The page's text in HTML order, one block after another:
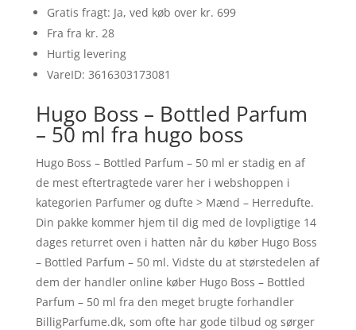
Gratis fragt: Ja, ved køb over kr. 699
Fra fra kr. 28
Hurtig levering
VareID: 3616303173081
Hugo Boss – Bottled Parfum
– 50 ml fra hugo boss
Hugo Boss – Bottled Parfum – 50 ml er stadig en af
de mest eftertragtede varer her i webshoppen i
kategorien Parfumer og dufte > Mænd – Herredufte.
Din pakke kommer hjem til dig med de lovpligtige 14
dages returret oven i hatten når du køber Hugo Boss
– Bottled Parfum – 50 ml. Vidste du at størstedelen af
dem der handler online køber Hugo Boss – Bottled
Parfum – 50 ml fra den meget brugte forhandler
BilligParfume.dk, som ofte har gode tilbud og sørger